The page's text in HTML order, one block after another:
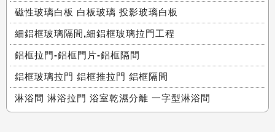
磁性玻璃白板 白板玻璃 投影玻璃白板
細鋁框玻璃隔間,細鋁框玻璃拉門工程
鋁框拉門-鋁框門片-鋁框隔間
鋁框玻璃拉門 鋁框推拉門 鋁框隔間
淋浴間 淋浴拉門 浴室乾濕分離 一字型淋浴間